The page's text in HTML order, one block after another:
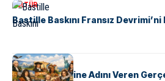
KÜLTÜR
Bastille Baskını Fransız Devrimi’ni
KÜLTÜR
ABD Eyaletlerine Adını Veren